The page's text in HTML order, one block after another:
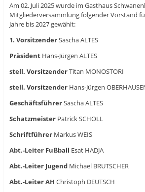
Am 02. Juli 2025 wurde im Gasthaus
Mitgliederversammlung folgender Vorstand
Jahre bis 2027 gewählt:
1. VorsitzenderSascha ALTES
PräsidentHans-Jürgen ALTES
stell. VorsitzenderTitan MONOSTORI
stell. VorsitzenderHans-Jürgen
GeschäftsführerSascha ALTES
SchatzmeisterPatrick SCHOLL
SchriftführerMarkus WEIS
Abt.-Leiter Fußball Esat HADJA
Abt.-Leiter JugendMichael BRUTSCHER
Abt.-Leiter AH Christoph DEUTSCH